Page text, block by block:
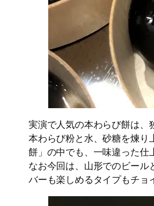
実演で人気の本わらび餅は、
本わらび粉と水、砂糖を煉り
餅」の中でも、一味違った仕
なお今回は、山形でのビール
バーも楽しめるタイプもチョ